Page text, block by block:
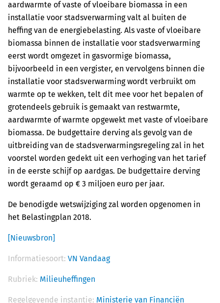
aardwarmte of vaste of vloeibare biomassa in een
installatie voor stadsverwarming valt al buiten de
heffing van de energiebelasting. Als vaste of vloeibare
biomassa binnen de installatie voor stadsverwarming
eerst wordt omgezet in gasvormige biomassa,
bijvoorbeeld in een vergister, en vervolgens binnen die
installatie voor stadsverwarming wordt verbruikt om
warmte op te wekken, telt dit mee voor het bepalen of
grotendeels gebruik is gemaakt van restwarmte,
aardwarmte of warmte opgewekt met vaste of vloeibare
biomassa. De budgettaire derving als gevolg van de
uitbreiding van de stadsverwarmingsregeling zal in het
voorstel worden gedekt uit een verhoging van het tarief
in de eerste schijf op aardgas. De budgettaire derving
wordt geraamd op € 3 miljoen euro per jaar.
De benodigde wetswijziging zal worden opgenomen in
het Belastingplan 2018.
[Nieuwsbron]
Informatiesoort: VN Vandaag
Rubriek: Milieuheffingen
Regelgevende instantie: Ministerie van Financiën